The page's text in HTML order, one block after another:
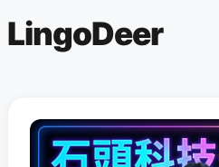
LingoDeer